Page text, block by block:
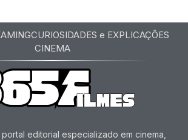
CURIOSIDADES e EXPLICAÇÕES
CINEMA
editorial especializado em cinema,